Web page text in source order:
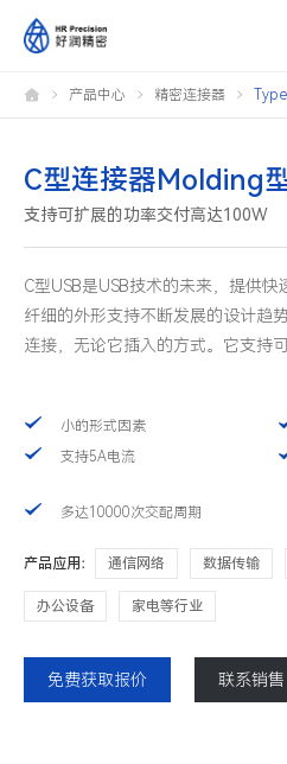
连
产品中心 精密连接器
C型连接器Molding
支持可扩展的功率交付高达100W
C型USB是USB技术的未来，提供快
纤细的外形支持不断发展的设计趋
连接，无论它插入的方式。它支持
小的形式因素
支持5A电流
多达10000次交配周期
产品应用： 通信网络 数据传输
办公设备 家电等行业
免费获取报价 联系销售